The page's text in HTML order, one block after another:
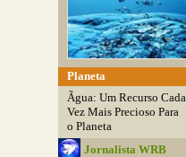
Planeta
Ãgua: Um Recurso Cada
Vez Mais Precioso Para
o Planeta
Jornalista WRB